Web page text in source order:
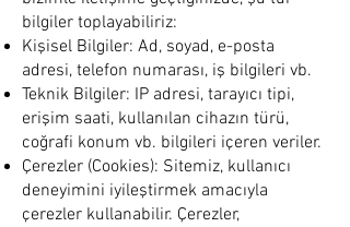
bilgiler toplayabiliriz:
Kişisel Bilgiler: Ad, soyad, e-posta
adresi, telefon numarası, iş bilgileri vb.
Teknik Bilgiler: IP adresi, tarayıcı tipi,
erişim saati, kullanılan cihazın türü,
coğrafi konum vb. bilgileri içeren veriler.
Çerezler (Cookies): Sitemiz, kullanıcı
deneyimini iyileştirmek amacıyla
çerezler kullanabilir. Çerezler,